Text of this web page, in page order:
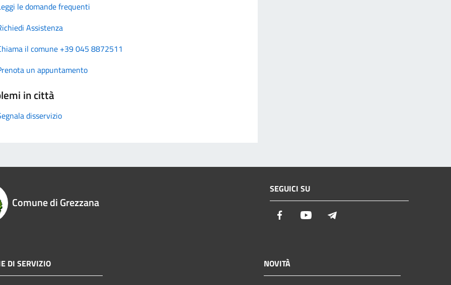
le domande frequenti
Assistenza
il comune +39 045 8872511
un appuntamento
in città
disservizio
Comune di Grezzana
SEGUICI SU
Facebook Youtube
DI SERVIZIO NOVITÀ